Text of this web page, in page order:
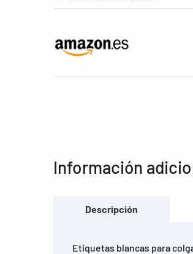
Información
Descripción
Etiquetas blancas para